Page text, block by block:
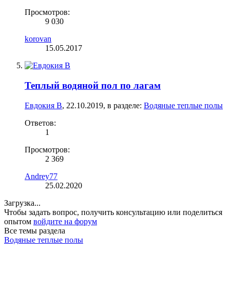
Просмотров:
9 030
korovan
15.05.2017
Теплый водяной пол по лагам
Евдокия В, 22.10.2019, в разделе: Водяные теплые полы
Ответов:
1
Просмотров:
2 369
Andrey77
25.02.2020
Загрузка...
Чтобы задать вопрос, получить консультацию или поделиться
опытом войдите на форум
Все темы раздела
Водяные теплые полы